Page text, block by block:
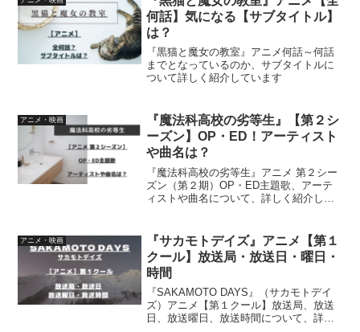
何話】気になる【サブタイトル】
は？
『黒猫と魔女の教室』アニメ何話～何話
までとなっているのか、サブタイトルに
ついて詳しく紹介しています
アニメ・映画
『魔法科高校の劣等生』【第２シ
ーズン】OP・ED！アーティスト
や曲名は？
『魔法科高校の劣等生』アニメ 第２シー
ズン（第２期）OP・ED主題歌、アーテ
ィストや曲名について、詳しく紹介して
アニメ・映画
『サカモトデイズ』アニメ【第１
クール】放送局・放送日・曜日・
時間
『SAKAMOTO DAYS』（サカモトデイ
ズ）アニメ【第１クール】放送局、放送
日、放送曜日、放送時間について、詳し